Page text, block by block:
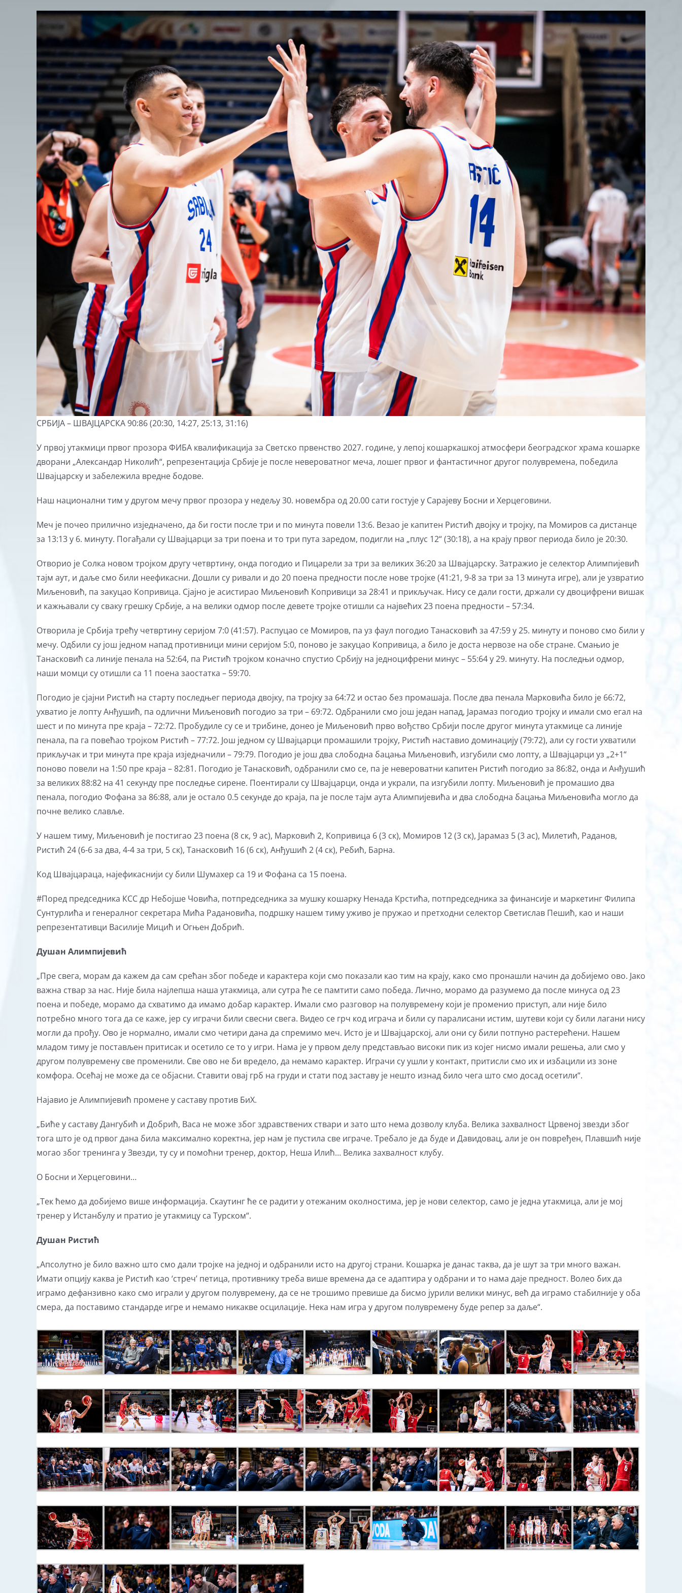
View
Larger
СРБИЈА – ШВАЈЦАРСКА 90:86 (20:30, 14:27, 25:13, 31:16)
У првој утакмици првог прозора ФИБА квалификација за Светско првенство 2027. године, у лепој кошаркашкој атмосфери београдског храма кошарке
дворани „Александар Николић“, репрезентација Србије је после невероватног меча, лошег првог и фантастичног другог полувремена, победила
Швајцарску и забележила вредне бодове.
Наш национални тим у другом мечу првог прозора у недељу 30. новембра од 20.00 сати гостује у Сарајеву Босни и Херцеговини.
Меч је почео прилично изједначено, да би гости после три и по минута повели 13:6. Везао је капитен Ристић двојку и тројку, па Момиров са дистанце
за 13:13 у 6. минуту. Погађали су Швајцарци за три поена и то три пута заредом, подигли на „плус 12“ (30:18), а на крају првог периода било је 20:30.
Отворио је Солка новом тројком другу четвртину, онда погодио и Пицарели за три за великих 36:20 за Швајцарску. Затражио је селектор Алимпијевић
тајм аут, и даље смо били неефикасни. Дошли су ривали и до 20 поена предности после нове тројке (41:21, 9-8 за три за 13 минута игре), али је узвратио
Миљеновић, па закуцао Копривица. Сјајно је асистирао Миљеновић Копривици за 28:41 и прикључак. Нису се дали гости, држали су двоцифрени вишак
и кажњавали су сваку грешку Србије, а на велики одмор после девете тројке отишли са највећих 23 поена предности – 57:34.
Отворила је Србија трећу четвртину серијом 7:0 (41:57). Распуцао се Момиров, па уз фаул погодио Танасковић за 47:59 у 25. минуту и поново смо били у
мечу. Одбили су још једном напад противници мини серијом 5:0, поново је закуцао Копривица, а било је доста нервозе на обе стране. Смањио је
Танасковић са линије пенала на 52:64, па Ристић тројком коначно спустио Србију на једноцифрени минус – 55:64 у 29. минуту. На последњи одмор,
наши момци су отишли са 11 поена заостатка – 59:70.
Погодио је сјајни Ристић на старту последњег периода двојку, па тројку за 64:72 и остао без промашаја. После два пенала Марковића било је 66:72,
ухватио је лопту Анђушић, па одлични Миљеновић погодио за три – 69:72. Одбранили смо још један напад, Јарамаз погодио тројку и имали смо егал на
шест и по минута пре краја – 72:72. Пробудиле су се и трибине, донео је Миљеновић прво вођство Србији после другог минута утакмице са линије
пенала, па га повећао тројком Ристић – 77:72. Још једном су Швајцарци промашили тројку, Ристић наставио доминацију (79:72), али су гости ухватили
прикључак и три минута пре краја изједначили – 79:79. Погодио је још два слободна бацања Миљеновић, изгубили смо лопту, а Швајцарци уз „2+1“
поново повели на 1:50 пре краја – 82:81. Погодио је Танасковић, одбранили смо се, па је невероватни капитен Ристић погодио за 86:82, онда и Анђушић
за великих 88:82 на 41 секунду пре последње сирене. Поентирали су Швајцарци, онда и украли, па изгубили лопту. Миљеновић је промашио два
пенала, погодио Фофана за 86:88, али је остало 0.5 секунде до краја, па је после тајм аута Алимпијевића и два слободна бацања Миљеновића могло да
почне велико славље.
У нашем тиму, Миљеновић је постигао 23 поена (8 ск, 9 ас), Марковић 2, Копривица 6 (3 ск), Момиров 12 (3 ск), Јарамаз 5 (3 ас), Милетић, Раданов,
Ристић 24 (6-6 за два, 4-4 за три, 5 ск), Танасковић 16 (6 ск), Анђушић 2 (4 ск), Ребић, Барна.
Код Швајцараца, најефикаснији су били Шумахер са 19 и Фофана са 15 поена.
#Поред председника КСС др Небојше Човића, потпредседника за мушку кошарку Ненада Крстића, потпредседника за финансије и маркетинг Филипа
Сунтурлића и генералног секретара Мића Радановића, подршку нашем тиму уживо је пружао и претходни селектор Светислав Пешић, као и наши
репрезентативци Василије Мицић и Огњен Добрић.
Душан Алимпијевић
„Пре свега, морам да кажем да сам срећан због победе и карактера који смо показали као тим на крају, како смо пронашли начин да добијемо ово. Јако
важна ствар за нас. Није била најлепша наша утакмица, али сутра ће се памтити само победа. Лично, морамо да разумемо да после минуса од 23
поена и победе, морамо да схватимо да имамо добар карактер. Имали смо разговор на полувремену који је променио приступ, али није било
потребно много тога да се каже, јер су играчи били свесни свега. Видео се грч код играча и били су паралисани истим, шутеви који су били лагани нису
могли да прођу. Ово је нормално, имали смо четири дана да спремимо меч. Исто је и Швајцарској, али они су били потпуно растерећени. Нашем
младом тиму је постављен притисак и осетило се то у игри. Нама је у првом делу представљао високи пик из којег нисмо имали решења, али смо у
другом полувремену све променили. Све ово не би вредело, да немамо карактер. Играчи су ушли у контакт, притисли смо их и избацили из зоне
комфора. Осећај не може да се објасни. Ставити овај грб на груди и стати под заставу је нешто изнад било чега што смо досад осетили“.
Најавио је Алимпијевић промене у саставу против БиХ.
„Биће у саставу Дангубић и Добрић, Васа не може због здравствених ствари и зато што нема дозволу клуба. Велика захвалност Црвеној звезди због
тога што је од првог дана била максимално коректна, јер нам је пустила све играче. Требало је да буде и Давидовац, али је он повређен, Плавшић није
могао због тренинга у Звезди, ту су и помоћни тренер, доктор, Неша Илић… Велика захвалност клубу.
О Босни и Херцеговини…
„Тек ћемо да добијемо више информација. Скаутинг ће се радити у отежаним околностима, јер је нови селектор, само је једна утакмица, али је мој
тренер у Истанбулу и пратио је утакмицу са Турском“.
Душан Ристић
„Апсолутно је било важно што смо дали тројке на једној и одбранили исто на другој страни. Кошарка је данас таква, да је шут за три много важан.
Имати опцију каква је Ристић као ‘стреч’ петица, противнику треба више времена да се адаптира у одбрани и то нама даје предност. Волео бих да
играмо дефанзивно како смо играли у другом полувремену, да се не трошимо превише да бисмо јурили велики минус, већ да играмо стабилније у оба
смера, да поставимо стандарде игре и немамо никакве осцилације. Нека нам игра у другом полувремену буде репер за даље“.